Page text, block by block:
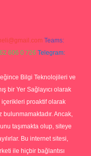
Teams:
606 0 726 Telegram:
Bilgi Teknolojileri ve
bir Yer Sağlayıcı olarak
içerikleri proaktif olarak
Ancak,
taşımakta olup, siteye
Bu internet sitesi,
ile hiçbir bağlantısı